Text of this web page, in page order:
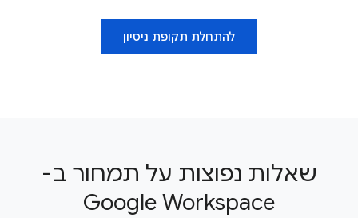
להתחלת תקופת ניסיון
שאלות נפוצות על תמחור ב-
Google Workspace